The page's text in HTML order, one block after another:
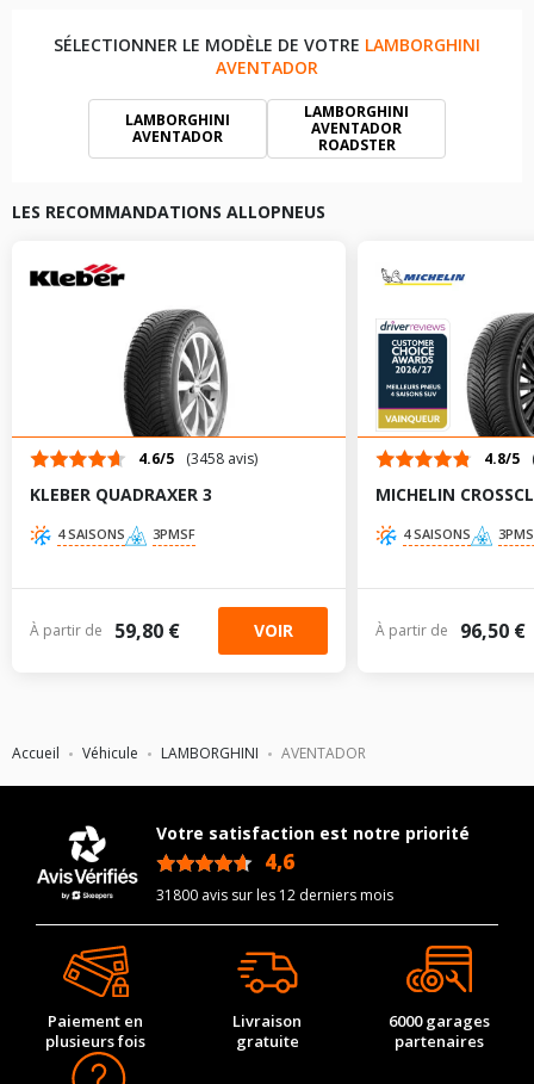
Accueil Véhicule LAMBORGHINI AVENTADOR
SÉLECTIONNER LE MODÈLE DE VOTRE LAMBORGHINI
AVENTADOR
LAMBORGHINI
AVENTADOR
LAMBORGHINI
AVENTADOR
ROADSTER
LES RECOMMANDATIONS ALLOPNEUS
4.6/5 (3458 avis)
KLEBER QUADRAXER 3
4 SAISONS 3PMSF
À partir de 59,80 € VOIR
4.8/5
MICHELIN
4 SAISONS
À partir de 96,50 €
Votre satisfaction est notre priorité
4,6
31800 avis sur les 12 derniers mois
Paiement en
plusieurs fois
Livraison
gratuite
6000 garages
partenaires